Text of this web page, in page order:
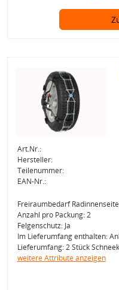
Art.Nr.:
Hersteller:
Teilenummer:
EAN-Nr.:
Freiraumbedarf
Anzahl pro Packung: 2
Felgenschutz: Ja
Im Lieferumfang enthalten:
Lieferumfang: 2 Stück
weitere Attribute anzeigen